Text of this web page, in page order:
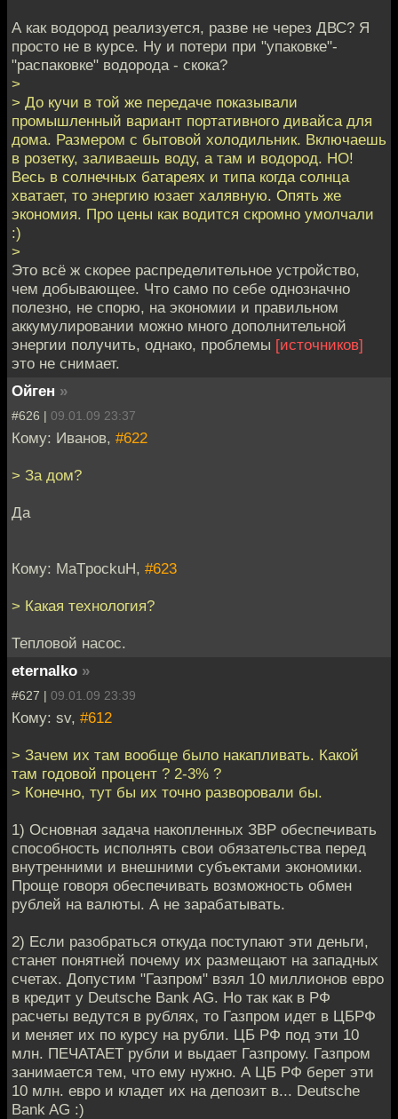
А как водород реализуется, разве не через ДВС? Я
просто не в курсе. Ну и потери при "упаковке"-
"распаковке" водорода - скока?
>
> До кучи в той же передаче показывали
промышленный вариант портативного дивайса для
дома. Размером с бытовой холодильник. Включаешь
в розетку, заливаешь воду, а там и водород. НО!
Весь в солнечных батареях и типа когда солнца
хватает, то энергию юзает халявную. Опять же
экономия. Про цены как водится скромно умолчали
:)
>
Это всё ж скорее распределительное устройство,
чем добывающее. Что само по себе однозначно
полезно, не спорю, на экономии и правильном
аккумулировании можно много дополнительной
энергии получить, однако, проблемы [источников]
это не снимает.
Ойген »
#626 | 09.01.09 23:37
Кому: Иванов, #622
> За дом?
Да
Кому: MaTpockuH, #623
> Какая технология?
Тепловой насос.
eternalko »
#627 | 09.01.09 23:39
Кому: sv, #612
> Зачем их там вообще было накапливать. Какой
там годовой процент ? 2-3% ?
> Конечно, тут бы их точно разворовали бы.
1) Основная задача накопленных ЗВР обеспечивать
способность исполнять свои обязательства перед
внутренними и внешними субъектами экономики.
Проще говоря обеспечивать возможность обмен
рублей на валюты. А не зарабатывать.
2) Если разобраться откуда поступают эти деньги,
станет понятней почему их размещают на западных
счетах. Допустим "Газпром" взял 10 миллионов евро
в кредит у Deutsche Bank AG. Но так как в РФ
расчеты ведутся в рублях, то Газпром идет в ЦБРФ
и меняет их по курсу на рубли. ЦБ РФ под эти 10
млн. ПЕЧАТАЕТ рубли и выдает Газпрому. Газпром
занимается тем, что ему нужно. А ЦБ РФ берет эти
10 млн. евро и кладет их на депозит в... Deutsche
Bank AG :)